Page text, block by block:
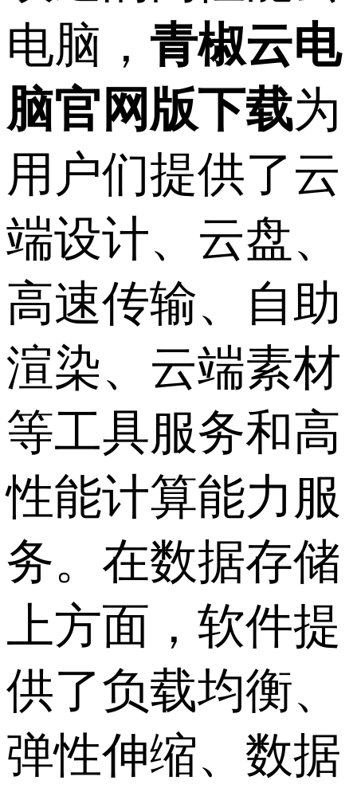
电脑， 青椒云电
脑官网版下载为
用户们提供了云
端设计、云盘、
高速传输、自助
渲染、云端素材
等工具服务和高
性能计算能力服
务。在数据存储
上方面，软件提
供了负载均衡、
弹性伸缩、数据